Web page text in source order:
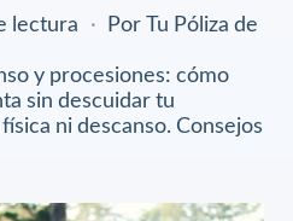
lectura ·
Por Tu Póliza de
y procesiones: cómo
sin descuidar tu
ni descanso. Consejos